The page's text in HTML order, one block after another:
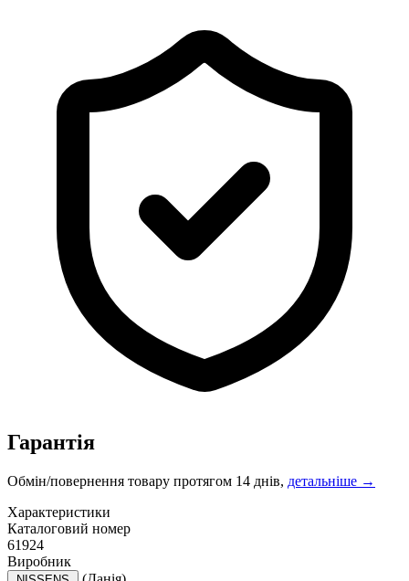
Гарантія
Обмін/повернення товару протягом 14 днів, детальніше →
Характеристики
Каталоговий номер
61924
Виробник